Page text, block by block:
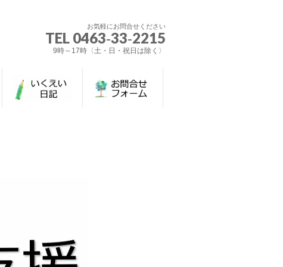
お気軽にお問合せください
TEL 0463‐33‐2215
9時～17時〈土・日・祝日は除く〉